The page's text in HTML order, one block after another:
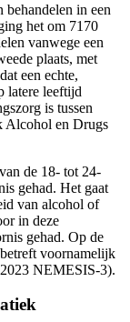
in een
het om 7170
vanwege een
plaats, met
een echte,
latere leeftijd
is tussen
Alcohol en Drugs
de 18- tot 24-
gehad. Het gaat
van alcohol of
in deze
gehad. Op de
voornamelijk
NEMESIS-3).